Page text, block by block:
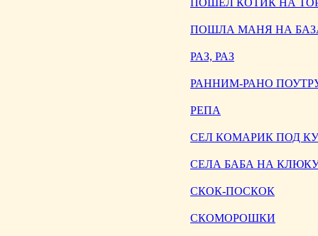
ПОШЁЛ КОТИК НА
ПОШЛА МАНЯ НА
РАЗ, РАЗ
РАННИМ-РАНО
РЕПА
СЕЛ КОМАРИК ПОД
СЕЛА БАБА НА
СКОК-ПОСКОК
СКОМОРОШКИ